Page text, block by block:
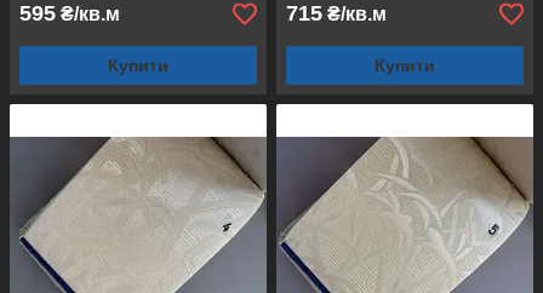
595 ₴/кв.м
Купити
715 ₴/кв.м
Купити